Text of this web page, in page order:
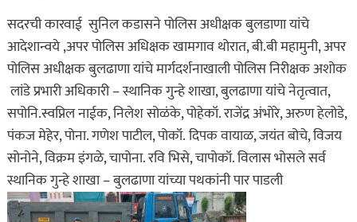
सदरची कारवाई सुनिल कडासने पोलिस अधीक्षक बुलडाणा यांचे
आदेशान्वये ,अपर पोलिस अधिक्षक खामगाव थोरात, बी.बी महामुनी, अपर
पोलिस अधीक्षक बुलढाणा यांचे मार्गदर्शनाखाली पोलिस निरीक्षक अशोक
लांडे प्रभारी अधिकारी – स्थानिक गुन्हे शाखा, बुलढाणा यांचे नेतृत्वात,
सपोनि.स्वप्निल नाईक, निलेश सोळंके, पोहेकॉ. राजेंद्र अंभोरे, अरुण हेलोडे,
पंकज मेहेर, पोना. गणेश पाटील, पोकॉ. दिपक वायाळ, जयंत बोचे, विजय
सोनोने, विक्रम इंगळे, चापोना. रवि भिसे, चापोकॉ. विलास भोसले सर्व
स्थानिक गुन्हे शाखा – बुलढाणा यांच्या पथकांनी पार पाडली